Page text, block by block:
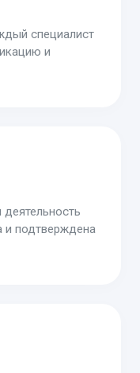
специалист
и
и подтверждена